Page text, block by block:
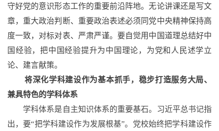
守好党的意识形态工作的重要前沿阵地。无论讲课还是写文
章，重大政治判断、重要政治表述必须同党中央精神保持高
度一致，对标对表、严肃严谨。要自觉用中国道理总结好中
国经验，把中国经验提升为中国理论，为党和人民述学立
论、建言献策。
将深化学科建设作为基本抓手，稳步打造服务大局、
兼具特色的学科体系
学科体系是自主知识体系的重要基石。习近平总书记指
出，要“把学科建设作为发展根基”。党校始终把学科建设作